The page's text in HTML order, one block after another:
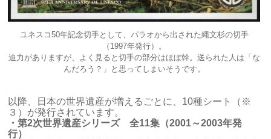
ユネスコ50年記念切手として、パラオから出された縄文杉の切手
（1997年発行）。
迫力がありますが、よく見ると切手の部分はほぼ幹。送られた人は「な
んだろう？」と思ってしまいそうです。
以降、日本の世界遺産が増えるごとに、10種シート（※
３）が発行されています。
・第2次世界遺産シリーズ 全11集（2001～2003年発
行）